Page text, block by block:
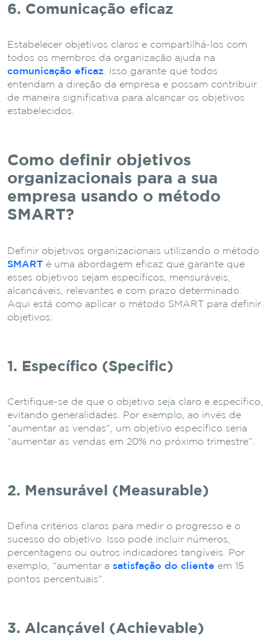
6. Comunicação eficaz
Estabelecer objetivos claros e compartilhá-los com
todos os membros da organização ajuda na
comunicação eficaz . Isso garante que todos
entendam a direção da empresa e possam contribuir
de maneira significativa para alcançar os objetivos
estabelecidos.
Como definir objetivos
organizacionais para a sua
empresa usando o método
SMART?
Definir objetivos organizacionais utilizando o método
SMART é uma abordagem eficaz que garante que
esses objetivos sejam específicos, mensuráveis,
alcançáveis, relevantes e com prazo determinado.
Aqui está como aplicar o método SMART para definir
objetivos:
1. Específico (Specific)
Certifique-se de que o objetivo seja claro e específico,
evitando generalidades. Por exemplo, ao invés de
“aumentar as vendas”, um objetivo específico seria
“aumentar as vendas em 20% no próximo trimestre”.
2. Mensurável (Measurable)
Defina critérios claros para medir o progresso e o
sucesso do objetivo. Isso pode incluir números,
percentagens ou outros indicadores tangíveis. Por
exemplo, “aumentar a satisfação do cliente em 15
pontos percentuais”.
3. Alcançável (Achievable)